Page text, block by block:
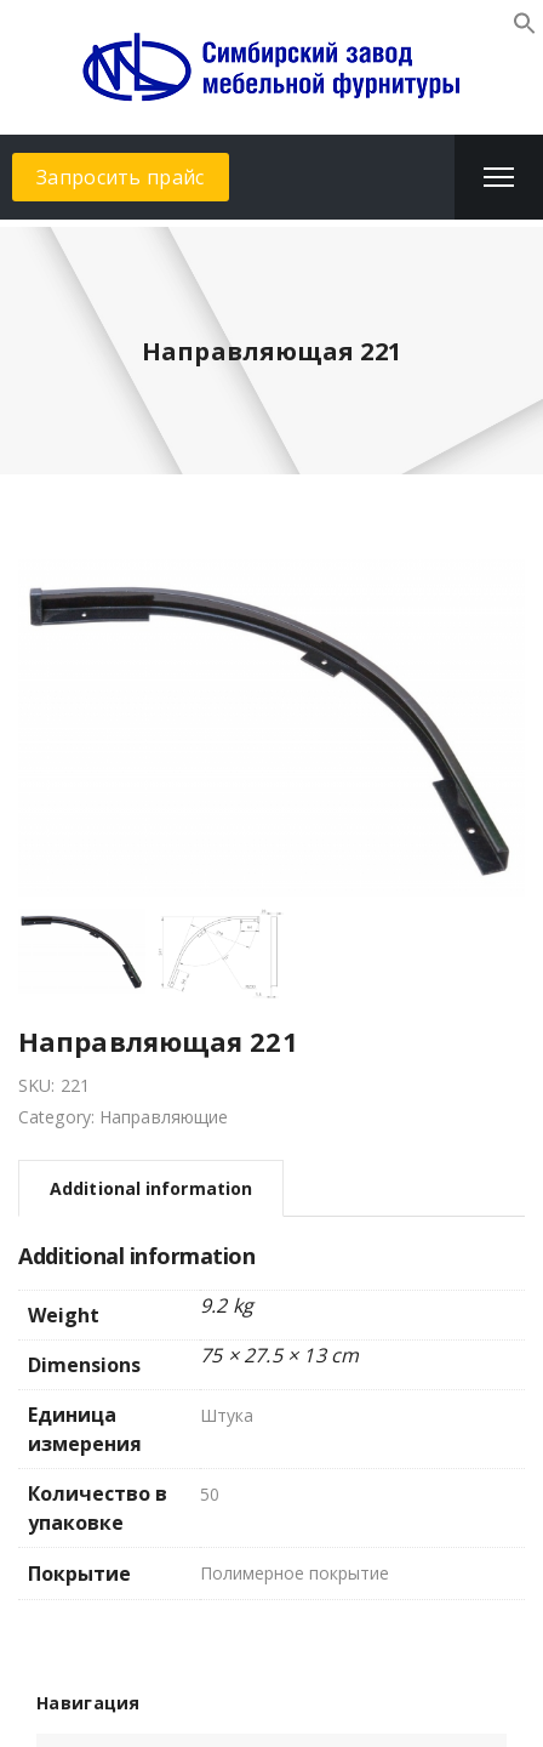
Запросить прайс
Направляющая 221
Направляющая 221
SKU: 221
Category: Направляющие
Additional information
Additional information
Weight 9.2 kg
Dimensions 75 × 27.5 × 13 cm
Единица
измерения
Штука
Количество в
упаковке
50
Покрытие Полимерное покрытие
Навигация